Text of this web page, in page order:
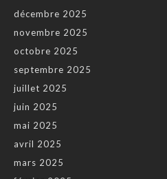
décembre 2025
novembre 2025
octobre 2025
septembre 2025
juillet 2025
juin 2025
mai 2025
avril 2025
mars 2025